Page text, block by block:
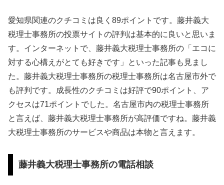
愛知県関連のクチコミは良く89ポイントです。藤井義大
税理士事務所の投票サイトの評判は基本的に良いと思いま
す。インターネットで、藤井義大税理士事務所の「エコに
対する心構えがとても好きです」といった記事も見まし
た。藤井義大税理士事務所の税理士事務所は名古屋市外で
も評判です。成長性のクチコミは好評で90ポイント、ア
クセスは71ポイントでした。名古屋市内の税理士事務所
と言えば、藤井義大税理士事務所が高評価ですね。藤井義
大税理士事務所のサービスや商品は本物と言えます。
藤井義大税理士事務所の電話相談